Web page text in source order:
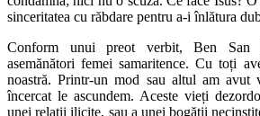
sinceritatea cu răbdare pentru a-i înlătura
Conform unui preot verbit, Ben
asemănători femei samaritence. Cu toți
noastră. Printr-un mod sau altul am avut
încercat le ascundem. Aceste vieți
unei relații ilicite, sau a unei bogății